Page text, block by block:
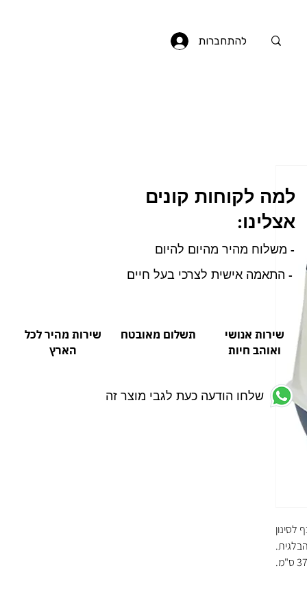
להתחברות
לסינון
למה לקוחות קונים
אצלינו:
- משלוח מהיר מהיום להיום
- התאמה אישית לצרכי בעל חיים
שירות מהיר לכל
הארץ
שלחו הודעה כעת לגבי מוצר זה
תשלום מאובטח
שירות אנושי
ואוהב חיות